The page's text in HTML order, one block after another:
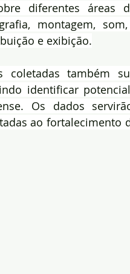
diferentes áreas
montagem,
e exibição.
coletadas também
identificar
Os dados
ao fortalecimento